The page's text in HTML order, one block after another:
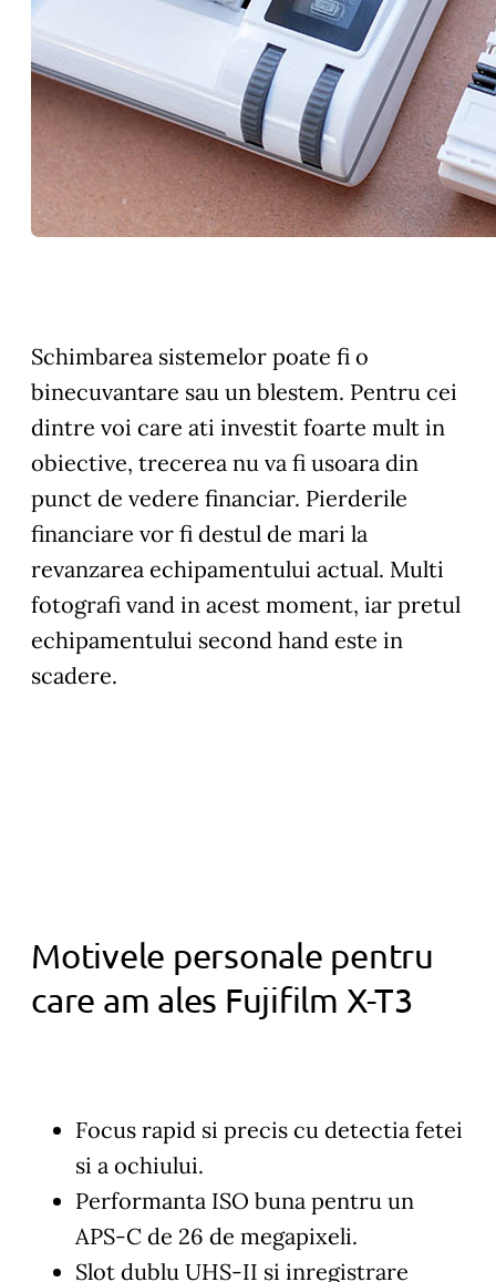
Schimbarea sistemelor poate fi o
binecuvantare sau un blestem. Pentru cei
dintre voi care ati investit foarte mult in
obiective, trecerea nu va fi usoara din
punct de vedere financiar. Pierderile
financiare vor fi destul de mari la
revanzarea echipamentului actual. Multi
fotografi vand in acest moment, iar pretul
echipamentului second hand este in
scadere.
Motivele personale pentru
care am ales Fujifilm X-T3
Focus rapid si precis cu detectia fetei
si a ochiului.
Performanta ISO buna pentru un
APS-C de 26 de megapixeli.
Slot dublu UHS-II si inregistrare